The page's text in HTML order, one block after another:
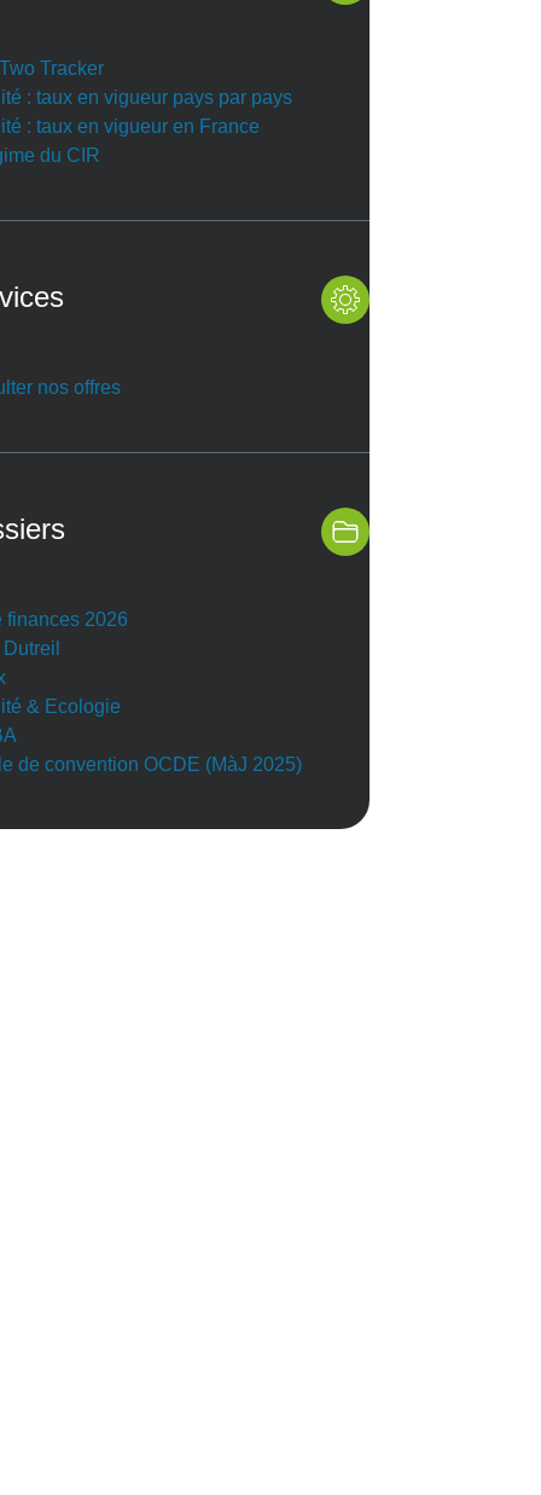
Tracker
: taux en vigueur pays par pays
: taux en vigueur en France
du CIR
nos offres
finances 2026
& Ecologie
de convention OCDE (MàJ 2025)